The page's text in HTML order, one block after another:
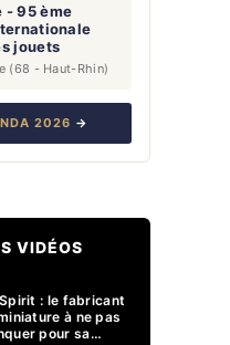
- 95 ème
jouets
(68 - Haut-Rhin)
2026 →
VIDÉOS
: le fabricant
à ne pas
pour sa